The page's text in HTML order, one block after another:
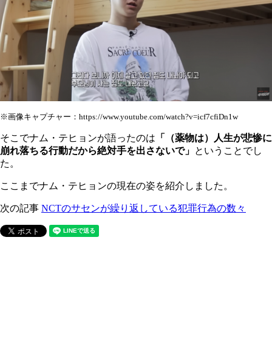
※画像キャプチャー：https://www.youtube.com/watch?v=icf7cfiDn1w
そこでナム・テヒョンが語ったのは 「（薬物は）人生が悲惨に
崩れ落ちる行動だから絶対手を出さないで」 ということでし
た。
ここまでナム・テヒョンの現在の姿を紹介しました。
次の記事 NCTのサセンが繰り返している犯罪行為の数々